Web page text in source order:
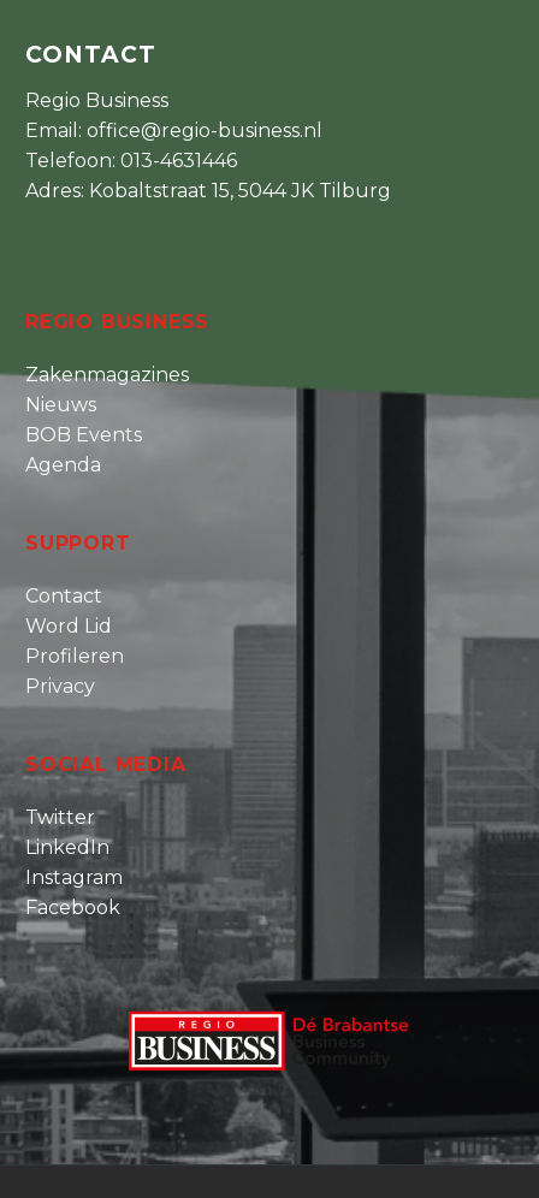
CONTACT
Regio Business
Email: office@regio-business.nl
Telefoon: 013-4631446
Adres: Kobaltstraat 15, 5044 JK Tilburg
REGIO BUSINESS
Zakenmagazines
Nieuws
BOB Events
Agenda
SUPPORT
Contact
Word Lid
Profileren
Privacy
SOCIAL MEDIA
Twitter
LinkedIn
Instagram
Facebook